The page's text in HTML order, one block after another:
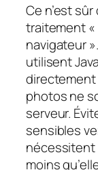
Ce n’est
traitement «
navigateur
utilisent
photos ne
serveur.
sensibles
nécessitent
moins